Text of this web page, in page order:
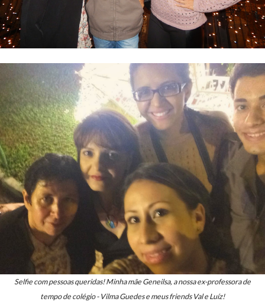
Selfie com pessoas queridas! Minha mãe Geneilsa, a nossa ex-professora de
tempo de colégio - Vilma Guedes e meus friends Val e Luíz!